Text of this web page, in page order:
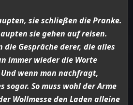
sie schließen die Pranke.
sie gehen auf reisen.
die Gespräche derer, die alles
immer wieder die Worte
wenn man nachfragt,
sogar. So muss wohl der Arme
Wollmesse den Laden alleine